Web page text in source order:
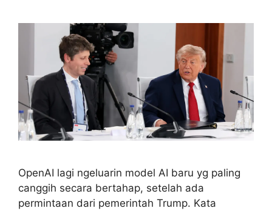
OpenAI lagi ngeluarin model AI baru yg paling
canggih secara bertahap, setelah ada
permintaan dari pemerintah Trump. Kata